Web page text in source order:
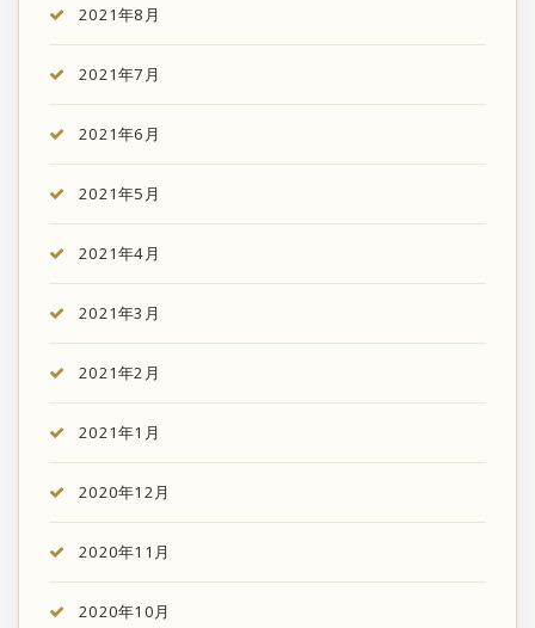
2021年8月
2021年7月
2021年6月
2021年5月
2021年4月
2021年3月
2021年2月
2021年1月
2020年12月
2020年11月
2020年10月